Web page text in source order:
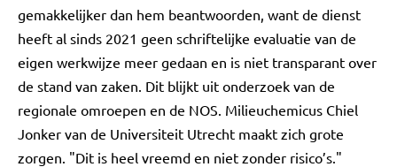
gemakkelijker dan hem beantwoorden, want de dienst
heeft al sinds 2021 geen schriftelijke evaluatie van de
eigen werkwijze meer gedaan en is niet transparant over
de stand van zaken. Dit blijkt uit onderzoek van de
regionale omroepen en de NOS. Milieuchemicus Chiel
Jonker van de Universiteit Utrecht maakt zich grote
zorgen. "Dit is heel vreemd en niet zonder risico’s."